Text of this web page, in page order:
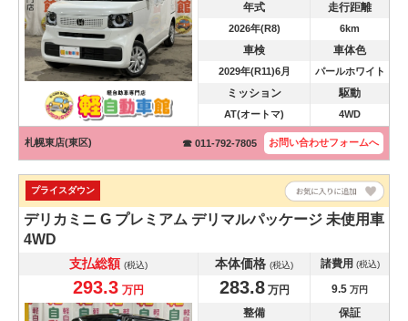
年式 走行距離
2026年(R8) 6km
車検 車体色
2029年(R11)6月 パールホワイト
ミッション 駆動
AT(オートマ) 4WD
札幌東店(東区) ☎ 011-792-7805 お問い合わせフォームへ
プライスダウン
デリカミニ G プレミアム デリマルパッケージ 未使用車
4WD
支払総額 (税込) 本体価格 (税込) 諸費用 (税込)
293.3 万円 283.8万円 9.5 万円
整備 保証